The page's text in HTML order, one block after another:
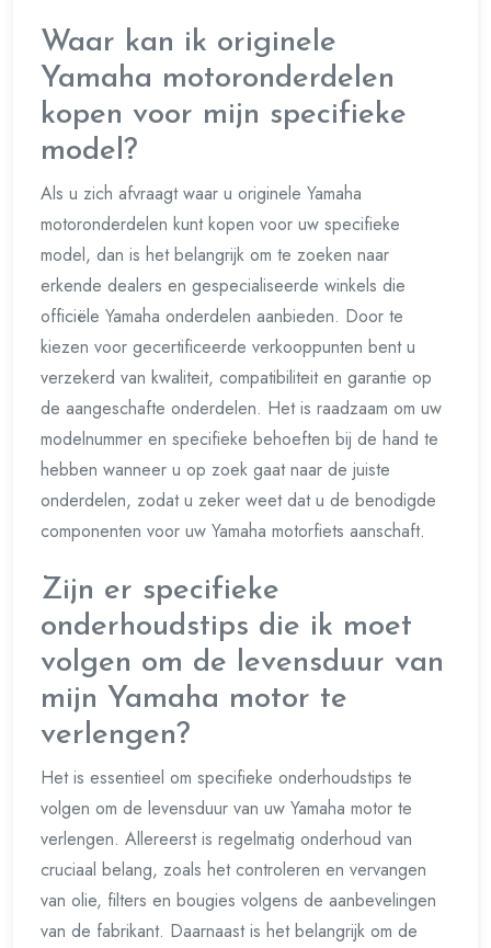
Waar kan ik originele
Yamaha motoronderdelen
kopen voor mijn specifieke
model?
Als u zich afvraagt waar u originele Yamaha
motoronderdelen kunt kopen voor uw specifieke
model, dan is het belangrijk om te zoeken naar
erkende dealers en gespecialiseerde winkels die
officiële Yamaha onderdelen aanbieden. Door te
kiezen voor gecertificeerde verkooppunten bent u
verzekerd van kwaliteit, compatibiliteit en garantie op
de aangeschafte onderdelen. Het is raadzaam om uw
modelnummer en specifieke behoeften bij de hand te
hebben wanneer u op zoek gaat naar de juiste
onderdelen, zodat u zeker weet dat u de benodigde
componenten voor uw Yamaha motorfiets aanschaft.
Zijn er specifieke
onderhoudstips die ik moet
volgen om de levensduur van
mijn Yamaha motor te
verlengen?
Het is essentieel om specifieke onderhoudstips te
volgen om de levensduur van uw Yamaha motor te
verlengen. Allereerst is regelmatig onderhoud van
cruciaal belang, zoals het controleren en vervangen
van olie, filters en bougies volgens de aanbevelingen
van de fabrikant. Daarnaast is het belangrijk om de